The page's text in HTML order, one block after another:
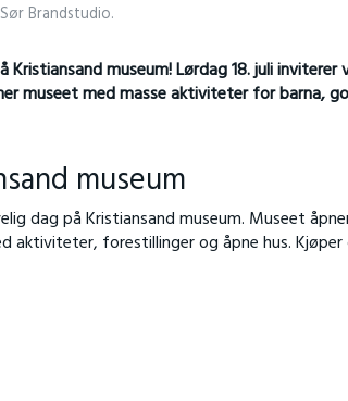
Brandstudio.
Kristiansand museum! Lørdag 18. juli
museet med masse aktiviteter for barna,
museum
dag på Kristiansand museum. Museet
aktiviteter, forestillinger og åpne hus.